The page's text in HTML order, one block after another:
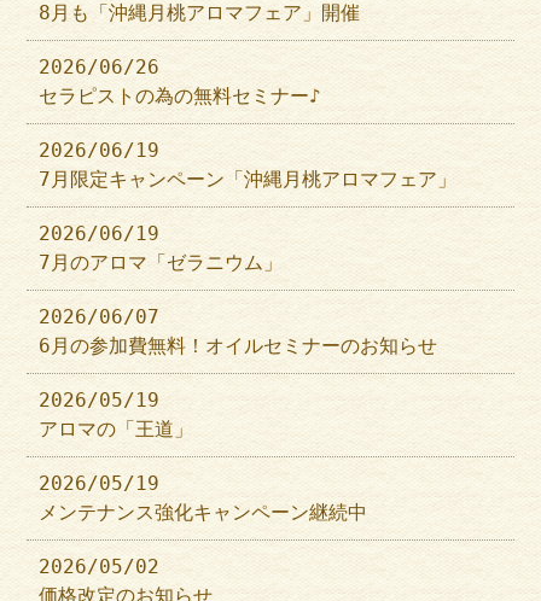
8月も「沖縄月桃アロマフェア」開催
2026/06/26
セラピストの為の無料セミナー♪
2026/06/19
7月限定キャンペーン「沖縄月桃アロマフェア」
2026/06/19
7月のアロマ「ゼラニウム」
2026/06/07
6月の参加費無料！オイルセミナーのお知らせ
2026/05/19
アロマの「王道」
2026/05/19
メンテナンス強化キャンペーン継続中
2026/05/02
価格改定のお知らせ